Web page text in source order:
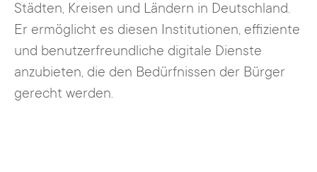
Städten, Kreisen und Ländern in Deutschland.
Er ermöglicht es diesen Institutionen, effiziente
und benutzerfreundliche digitale Dienste
anzubieten, die den Bedürfnissen der Bürger
gerecht werden.